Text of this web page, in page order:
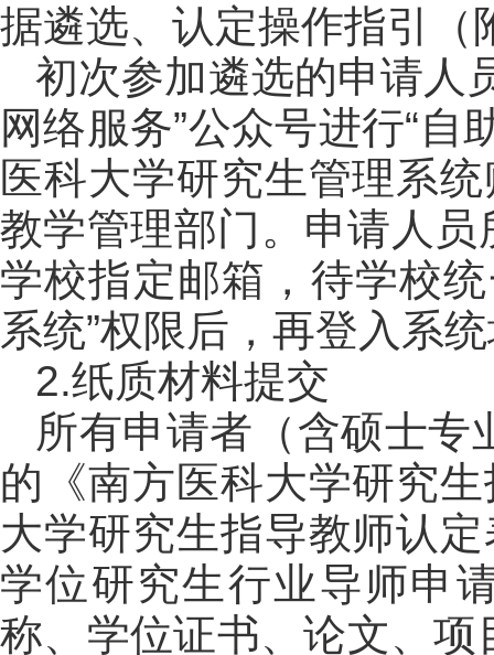
据遴选、认定操作指引（
初次参加遴选的申请人
网络服务”公众号进行“
医科大学研究生管理系
教学管理部门。申请人
学校指定邮箱，待学校
系统”权限后，再登入系
2.纸质材料提交
所有申请者（含硕士专
的《南方医科大学研究
大学研究生指导教师认
学位研究生行业导师申
称、学位证书、论文、